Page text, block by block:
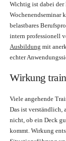
Wichtig ist dabei der
Wochenendseminar
belastbares
intern professionell
Ausbildung mit
echter
Wirkung
Viele angehende
Das ist verständlich,
nicht, ob ein Deck
kommt. Wirkung